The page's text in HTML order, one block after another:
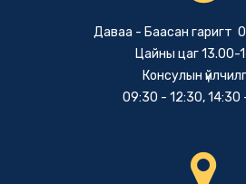
Даваа - Баасан гаригт
Цайны цаг 13.00-
Консулын
09:30 - 12:30, 14:30